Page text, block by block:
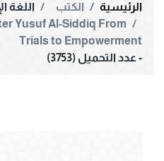
الرئيسية الكتب
اللغة
Yusuf Al-Siddiq From
Trials to ‎Empowerment
- عدد التحميل (3753)